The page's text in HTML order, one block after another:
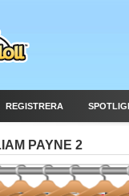
REGISTRERA
PAYNE 2